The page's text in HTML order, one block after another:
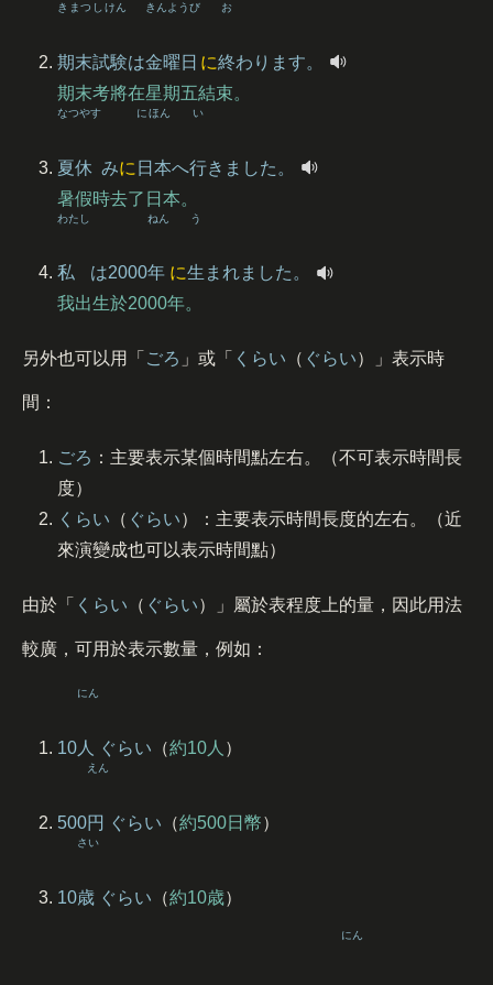
期末
きまつ
試験
しけん
は金曜日
きんようび
に終
お
わります。
期末考將在星期五結束。
夏休
なつやす
みに 日本
にほん
へ行
い
きました。
暑假時去了日本。
私
わたし
は2000年
ねん
に生
う
まれました。
我出生於2000年。
另外也可以用「 ごろ 」或「 くらい （ ぐらい）」表示時
間：
ごろ ：主要表示某個時間點左右。（不可表示時間長
度）
くらい （ ぐらい）：主要表示時間長度的左右。（近
來演變成也可以表示時間點）
由於「 くらい （ ぐらい）」屬於表程度上的量，因此用法
較廣，可用於表示數量，例如：
10 人
にん
ぐらい （約10人 ）
500円
えん
ぐらい （約500日幣）
10歳
さい
ぐらい （約10歳）
にん